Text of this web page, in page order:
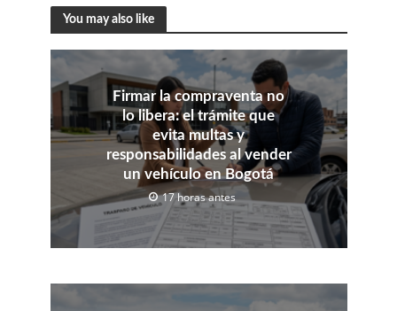
You may also like
Firmar la compraventa no
lo libera: el trámite que
evita multas y
responsabilidades al vender
un vehículo en Bogotá
17 horas antes